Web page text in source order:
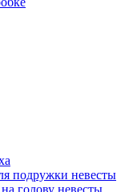
подружки невесты